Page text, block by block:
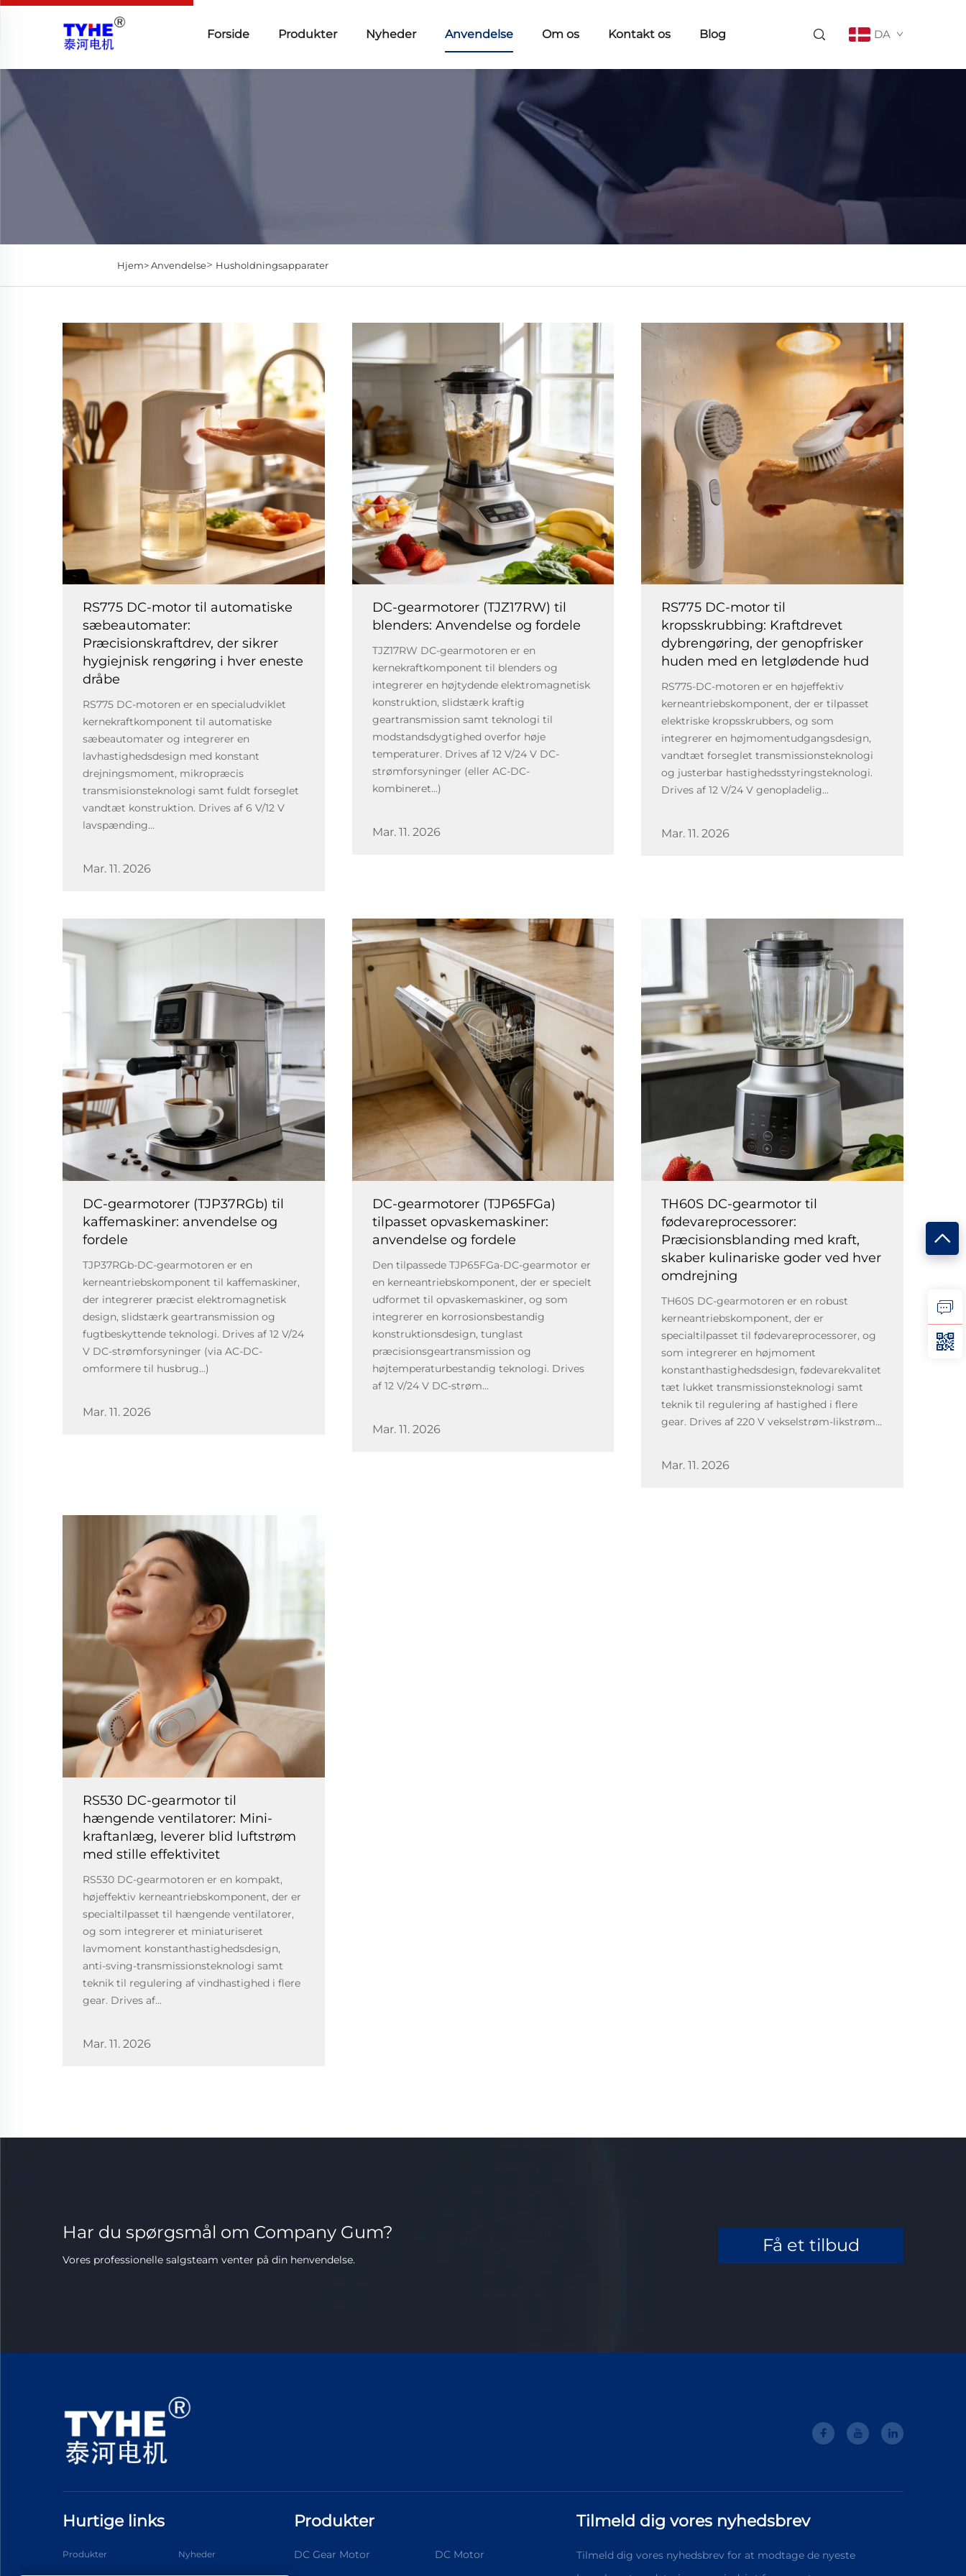
Forside Produkter Nyheder Anvendelse Om os Kontakt os Blog DA
Hjem>Anvendelse> Husholdningsapparater
RS775 DC-motor til automatiske
sæbeautomater:
Præcisionskraftdrev, der sikrer
hygiejnisk rengøring i hver eneste
dråbe
RS775 DC-motoren er en specialudviklet
kernekraftkomponent til automatiske
sæbeautomater og integrerer en
lavhastighedsdesign med konstant
drejningsmoment, mikropræcis
transmisionsteknologi samt fuldt forseglet
vandtæt konstruktion. Drives af 6 V/12 V
lavspænding...
Mar. 11. 2026
DC-gearmotorer (TJZ17RW) til
blenders: Anvendelse og fordele
TJZ17RW DC-gearmotoren er en
kernekraftkomponent til blenders og
integrerer en højtydende elektromagnetisk
konstruktion, slidstærk kraftig
geartransmission samt teknologi til
modstandsdygtighed overfor høje
temperaturer. Drives af 12 V/24 V DC-
strømforsyninger (eller AC-DC-
kombineret...)
Mar. 11. 2026
RS775 DC-motor til
kropsskrubbing: Kraftdrevet
dybrengøring, der genopfrisker
huden med en letglødende hud
RS775-DC-motoren er en højeffektiv
kerneantriebskomponent, der er tilpasset
elektriske kropsskrubbers, og som
integrerer en højmomentudgangsdesign,
vandtæt forseglet transmissionsteknologi
og justerbar hastighedsstyringsteknologi.
Drives af 12 V/24 V genopladelig...
Mar. 11. 2026
DC-gearmotorer (TJP37RGb) til
kaffemaskiner: anvendelse og
fordele
TJP37RGb-DC-gearmotoren er en
kerneantriebskomponent til kaffemaskiner,
der integrerer præcist elektromagnetisk
design, slidstærk geartransmission og
fugtbeskyttende teknologi. Drives af 12 V/24
V DC-strømforsyninger (via AC-DC-
omformere til husbrug...)
Mar. 11. 2026
DC-gearmotorer (TJP65FGa)
tilpasset opvaskemaskiner:
anvendelse og fordele
Den tilpassede TJP65FGa-DC-gearmotor er
en kerneantriebskomponent, der er specielt
udformet til opvaskemaskiner, og som
integrerer en korrosionsbestandig
konstruktionsdesign, tunglast
præcisionsgeartransmission og
højtemperaturbestandig teknologi. Drives
af 12 V/24 V DC-strøm...
Mar. 11. 2026
TH60S DC-gearmotor til
fødevareprocessorer:
Præcisionsblanding med kraft,
skaber kulinariske goder ved hver
omdrejning
TH60S DC-gearmotoren er en robust
kerneantriebskomponent, der er
specialtilpasset til fødevareprocessorer, og
som integrerer en højmoment
konstanthastighedsdesign, fødevarekvalitet
tæt lukket transmissionsteknologi samt
teknik til regulering af hastighed i flere
gear. Drives af 220 V vekselstrøm-likstrøm...
Mar. 11. 2026
RS530 DC-gearmotor til
hængende ventilatorer: Mini-
kraftanlæg, leverer blid luftstrøm
med stille effektivitet
RS530 DC-gearmotoren er en kompakt,
højeffektiv kerneantriebskomponent, der er
specialtilpasset til hængende ventilatorer,
og som integrerer et miniaturiseret
lavmoment konstanthastighedsdesign,
anti-sving-transmissionsteknologi samt
teknik til regulering af vindhastighed i flere
gear. Drives af...
Mar. 11. 2026
Har du spørgsmål om Company Gum?
Vores professionelle salgsteam venter på din henvendelse.
Få et tilbud
Hurtige links
Produkter Nyheder
Produkter
DC Gear Motor DC Motor
Tilmeld dig vores nyhedsbrev
Tilmeld dig vores nyhedsbrev for at modtage de nyeste